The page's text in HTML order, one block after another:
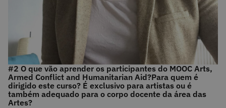
#2 O que vão aprender os participantes do MOOC Arts,
Armed Conflict and Humanitarian Aid?Para quem é
dirigido este curso? É exclusivo para artistas ou é
também adequado para o corpo docente da área das
Artes?